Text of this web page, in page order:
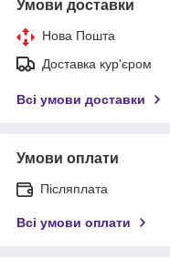
Умови доставки
Нова Пошта
Доставка кур'єром
Всі умови доставки
Умови оплати
Післяплата
Всі умови оплати